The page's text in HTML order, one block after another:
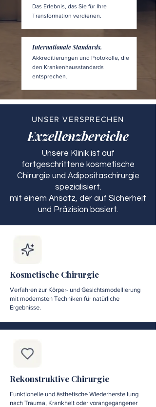
Das Erlebnis, das Sie für Ihre
Transformation verdienen.
Internationale Standards.
Akkreditierungen und Protokolle, die
den Krankenhausstandards
entsprechen.
UNSER VERSPRECHEN
Exzellenzbereiche
Unsere Klinik ist auf
fortgeschrittene kosmetische
Chirurgie und Adipositaschirurgie
spezialisiert.
mit einem Ansatz, der auf Sicherheit
und Präzision basiert.
Kosmetische Chirurgie
Verfahren zur Körper- und Gesichtsmodellierung
mit modernsten Techniken für natürliche
Ergebnisse.
Rekonstruktive Chirurgie
Funktionelle und ästhetische Wiederherstellung
nach Trauma, Krankheit oder vorangegangener